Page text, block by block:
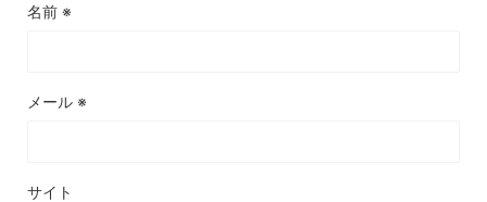
名前 ※
メール ※
サイト